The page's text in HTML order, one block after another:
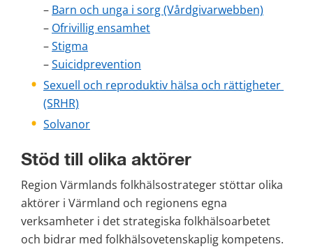
– Barn och unga i sorg (Vårdgivarwebben)
– Ofrivillig ensamhet
– Stigma
– Suicidprevention
Sexuell och reproduktiv hälsa och rättigheter
(SRHR)
Solvanor
Stöd till olika aktörer
Region Värmlands folkhälsostrateger stöttar olika
aktörer i Värmland och regionens egna
verksamheter i det strategiska folkhälsoarbetet
och bidrar med folkhälsovetenskaplig kompetens.